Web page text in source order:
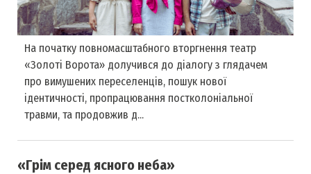
На початку повномасштабного вторгнення театр
«Золоті Ворота» долучився до діалогу з глядачем
про вимушених переселенців, пошук нової
ідентичності, пропрацювання постколоніальної
травми, та продовжив д...
«Грім серед ясного неба»